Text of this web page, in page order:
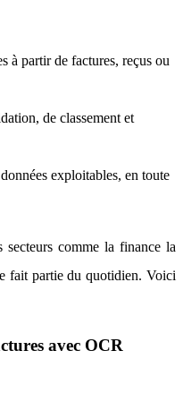
à partir de factures, reçus ou
de classement et
exploitables, en toute
secteurs comme la finance la
fait partie du quotidien. Voici
avec OCR